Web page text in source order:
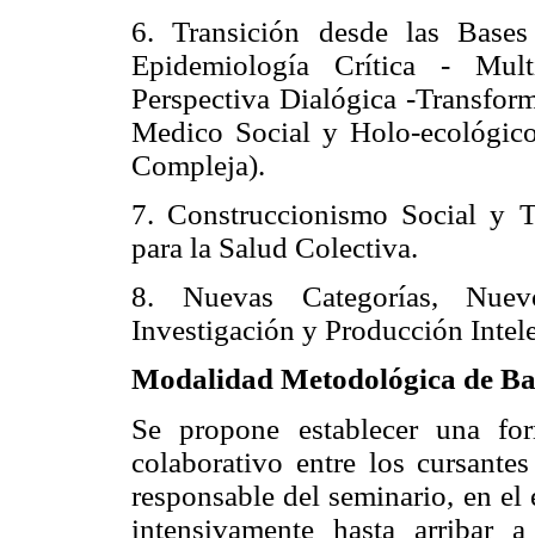
6. Transición desde las
Epidemiología Crítica -
Perspectiva Dialógica -
Medico Social y Holo-
Compleja).
7. Construccionismo Social y
para la Salud Colectiva.
8. Nuevas Categorías,
Investigación y Producción
Modalidad Metodológica de
Se propone establecer una
colaborativo entre los
responsable del seminario, en el
intensivamente hasta arribar